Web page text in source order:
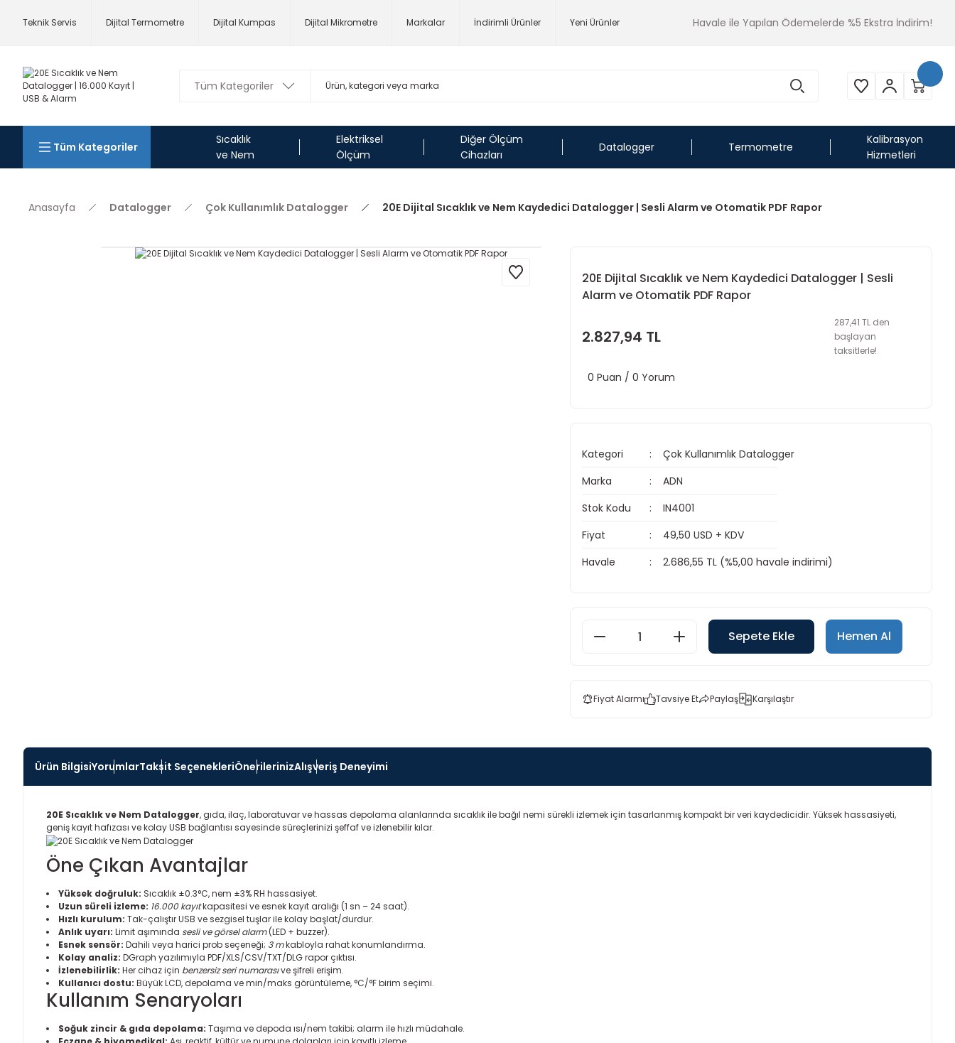
Teknik Servis Dijital Termometre Dijital Kumpas Dijital Mikrometre Markalar İndirimli Ürünler Yeni Ürünler Havale ile Yapılan Ödemelerde %5 Ekstra İndirim!
Tüm Kategoriler
Sıcaklık
ve Nem
Elektriksel
Ölçüm
Diğer Ölçüm
Cihazları
Datalogger Termometre
Kalibrasyon
Hizmetleri
Anasayfa Datalogger Çok Kullanımlık Datalogger 20E Dijital Sıcaklık ve Nem Kaydedici Datalogger | Sesli Alarm ve Otomatik PDF Rapor
20E Dijital Sıcaklık ve Nem Kaydedici Datalogger | Sesli
Alarm ve Otomatik PDF Rapor
2.827,94 TL
287,41 TL den
başlayan
taksitlerle!
0 Puan / 0 Yorum
Kategori
Çok Kullanımlık Datalogger
Marka
ADN
Stok Kodu
IN4001
Fiyat
49,50 USD + KDV
Havale
2.686,55 TL (%5,00 havale indirimi)
Sepete Ekle Hemen Al
Fiyat Alarmı Tavsiye Et Paylaş Karşılaştır
Ürün BilgisiYorumlarTaksit SeçenekleriÖnerilerinizAlışveriş Deneyimi
20E Sıcaklık ve Nem Datalogger, gıda, ilaç, laboratuvar ve hassas depolama alanlarında sıcaklık ile bağıl nemi sürekli izlemek için tasarlanmış kompakt bir veri kaydedicidir. Yüksek hassasiyeti,
geniş kayıt hafızası ve kolay USB bağlantısı sayesinde süreçlerinizi şeffaf ve izlenebilir kılar.
Öne Çıkan Avantajlar
Yüksek doğruluk: Sıcaklık ±0.3°C, nem ±3% RH hassasiyet.
Uzun süreli izleme: 16.000 kayıtkapasitesi ve esnek kayıt aralığı (1 sn – 24 saat).
Hızlı kurulum: Tak-çalıştır USB ve sezgisel tuşlar ile kolay başlat/durdur.
Anlık uyarı: Limit aşımında sesli ve görsel alarm(LED + buzzer).
Esnek sensör: Dahili veya harici prob seçeneği; 3 mkabloyla rahat konumlandırma.
Kolay analiz: DGraph yazılımıyla PDF/XLS/CSV/TXT/DLG rapor çıktısı.
İzlenebilirlik: Her cihaz için benzersiz seri numarasıve şifreli erişim.
Kullanıcı dostu: Büyük LCD, depolama ve min/maks görüntüleme, °C/°F birim seçimi.
Kullanım Senaryoları
Soğuk zincir & gıda depolama: Taşıma ve depoda ısı/nem takibi; alarm ile hızlı müdahale.